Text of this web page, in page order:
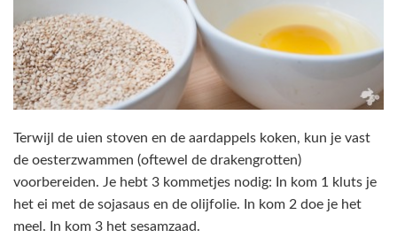
Terwijl de uien stoven en de aardappels koken, kun je vast
de oesterzwammen (oftewel de drakengrotten)
voorbereiden. Je hebt 3 kommetjes nodig: In kom 1 kluts je
het ei met de sojasaus en de olijfolie. In kom 2 doe je het
meel. In kom 3 het sesamzaad.